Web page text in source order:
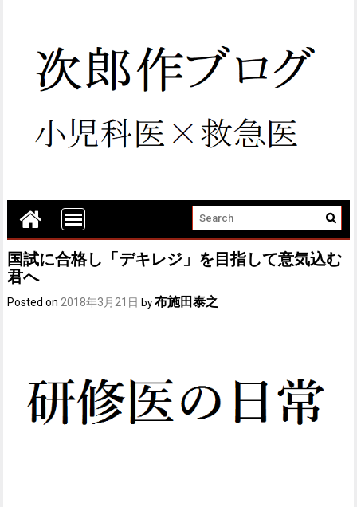
国試に合格し「デキレジ」を目指して意気込む
君へ
Posted on 2018年3月21日 by布施田泰之